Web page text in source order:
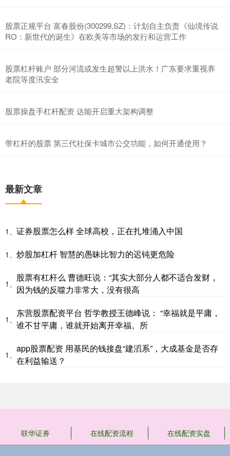
股票正规平台 富春股份(300299.SZ)：计划自主负责《仙境传说
RO：新世代的诞生》在欧美等市场的发行和运营工作
股票杠杆账户 部分河流或发生超警以上洪水！广东要求重视养
老院等度汛安全
股票操盘手杠杆配资 达能开启重大架构调整
带杠杆的股票 第三代社保卡城市公交功能，如何开通使用？
最新文章
1、 证券股票怎么样 全球高校，正在扎堆涌入中国
1、 炒股加杠杆 智慧的愚昧比智力的迟钝更危险
1、
股票有杠杆么 曹德旺说：“其实大部分人都不适合发财，
因为钱的反噬力非常大，没有很高
1、
东营股票配资平台 哲学教授王德峰说： “幸福就是平庸，
谁不甘平庸，谁就开始离开幸福。所
1、
app股票配资 用基民的钱接盘“建滔系”，大成基金是否存
在利益输送？
联华证券 在线配资流程 在线配资实盘